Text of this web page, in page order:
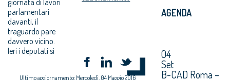
parlamentari
davanti, il
traguardo pare
davvero vicino.
Ieri i deputati si
Ultimo aggiornamento: Mercoledì, 04 Maggio 2016
AGENDA
04
Set
B-CAD Roma –